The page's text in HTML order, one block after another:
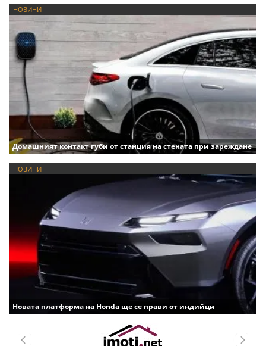
НОВИНИ
Домашният контакт губи от станция на стената при зареждане
НОВИНИ
Новата платформа на Honda ще се прави от индийци